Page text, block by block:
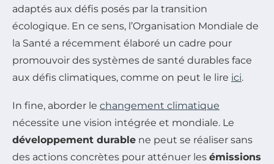
adaptés aux défis posés par la transition
écologique. En ce sens, l’Organisation Mondiale de
la Santé a récemment élaboré un cadre pour
promouvoir des systèmes de santé durables face
aux défis climatiques, comme on peut le lire ici.
In fine, aborder le changement climatique
nécessite une vision intégrée et mondiale. Le
développement durable ne peut se réaliser sans
des actions concrètes pour atténuer les émissions